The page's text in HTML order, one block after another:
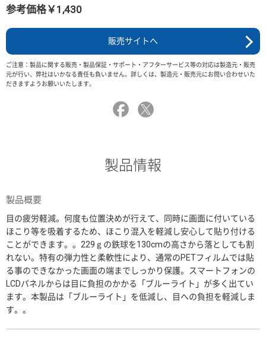
参考価格￥1,430
販売サイトへ
ご注意：製品に関する販売・製品保証・サポート・アフターサービス等の対応は製造元・販売
元が行い、弊社はいかなる責任も負いません。詳しくは、製造元・販売元にお問い合わせいた
だきますようお願いいたします。
製品情報
製品概要
目の疲労軽減。何度も位置決めが行えて、同時に画面に付いている
ほこり等を吸着するため、ほこり混入を軽減し安心して貼り付ける
ことができます。。229ｇの鉄球を130cmの高さから落としても割
れない。特有の弾力性と柔軟性により、通常のPETフィルムでは貼
る事のできなかった画面の端までしっかり保護。スマートフォンの
LCDパネルからは目に負担のかかる「ブルーライト」が多く出てい
ます。本製品は「ブルーライト」を低減し、目への負担を軽減しま
す。。